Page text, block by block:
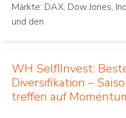
Märkte: DAX, Dow Jones,
und den
WH SelfIInvest:
Diversifikation –
treffen auf